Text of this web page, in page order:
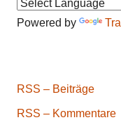
Powered by
RSS – Beiträge
RSS – Kommentare